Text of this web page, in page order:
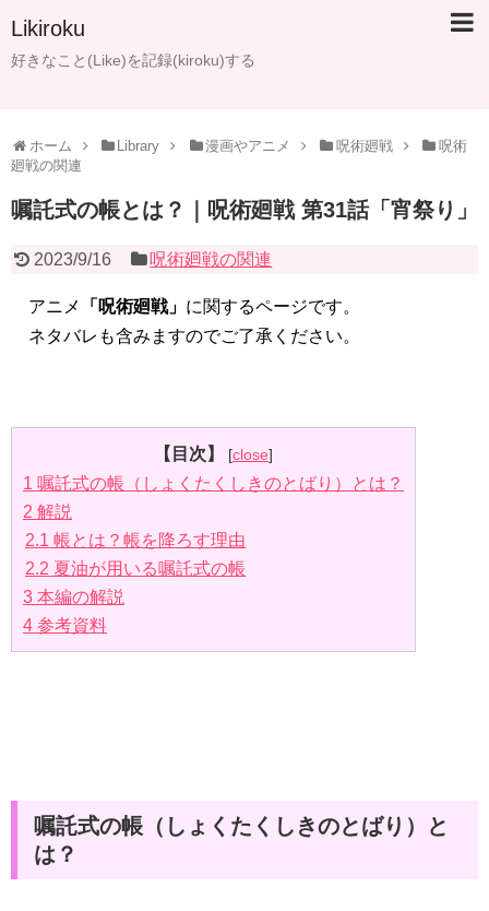
Likiroku
好きなこと(Like)を記録(kiroku)する
ホーム Library 漫画やアニメ 呪術廻戦
呪術
廻戦の関連
嘱託式の帳とは？｜呪術廻戦 第31話「宵祭り」
2023/9/16 呪術廻戦の関連
アニメ 「呪術廻戦」 に関するページです。
ネタバレも含みますのでご了承ください。
【目次】 [close]
1 嘱託式の帳（しょくたくしきのとばり）とは？
2 解説
2.1 帳とは？帳を降ろす理由
2.2 夏油が用いる嘱託式の帳
3 本編の解説
4 参考資料
嘱託式の帳（しょくたくしきのとばり）と
は？